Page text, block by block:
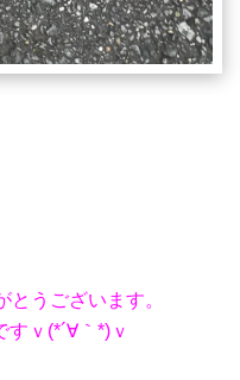
うございます。
ｖ(*´∀｀*)ｖ